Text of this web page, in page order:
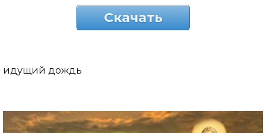
Скачать
идущий дождь